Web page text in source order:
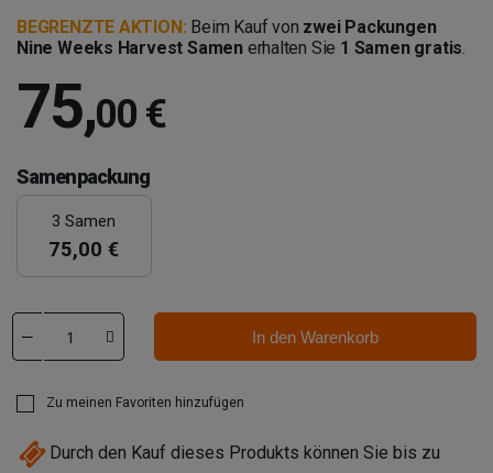
BEGRENZTE AKTION: Beim Kauf von zwei Packungen
Nine Weeks Harvest Samenerhalten Sie 1 Samen gratis.
75,00 €
Samenpackung
3 Samen
75,00 €
In den Warenkorb
Zu meinen Favoriten hinzufügen
Durch den Kauf dieses Produkts können Sie bis zu